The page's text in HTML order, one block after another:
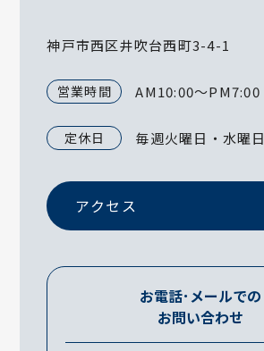
神戸市西区井吹台西町3-4-1
営業時間 AM10:00～PM7:00
定休日 毎週火曜日・水曜日
アクセス
お電話･メールでの
お問い合わせ